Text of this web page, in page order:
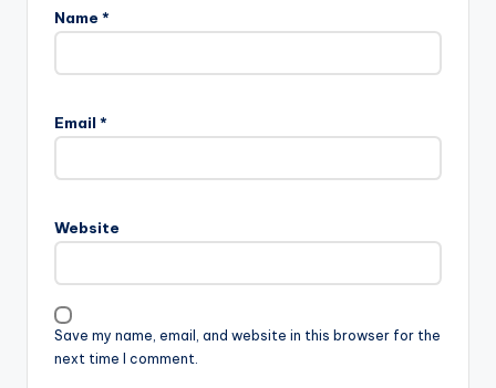
Name *
Email *
Website
Save my name, email, and website in this browser for the
next time I comment.